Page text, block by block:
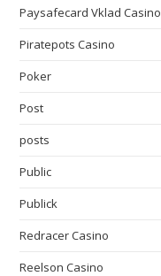
Paysafecard Vklad Casino
Piratepots Casino
Poker
Post
posts
Public
Publick
Redracer Casino
Reelson Casino